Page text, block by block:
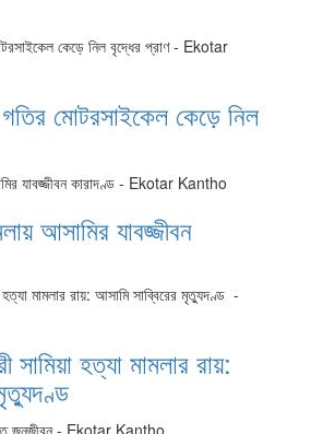
গতির মোটরসাইকেল কেড়ে নিল
আসামির যাবজ্জীবন
সামিয়া হত্যা মামলার রায়: